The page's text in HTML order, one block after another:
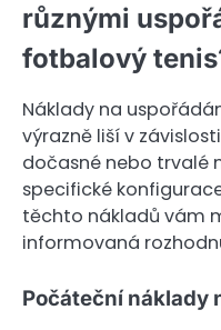
různými
fotbalový
Náklady na
výrazně liší v
dočasné nebo trvalé
specifické
těchto nákladů vám
informovaná
Počáteční náklady